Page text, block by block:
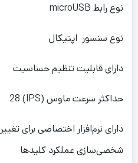
نوع رابط microUSB
نوع سنسور اپتیکال
دارای قابلیت تنظیم حساسیت
حداکثر سرعت ماوس (IPS) 28
شخصی‌سازی عملکرد کلیدها